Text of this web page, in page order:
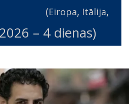
(Eiropa, Itālija,
– 4 dienas)